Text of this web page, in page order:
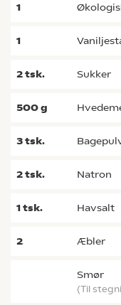
1
1
2tsk. sukker
500g
3tsk.
2tsk. natron
1tsk. havsalt
2 æbler
smør
(til